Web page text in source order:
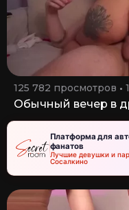
125 782 просмотров
Обычный вечер в
Платформа для
фанатов
Лучшие девушки и
Сосалкино